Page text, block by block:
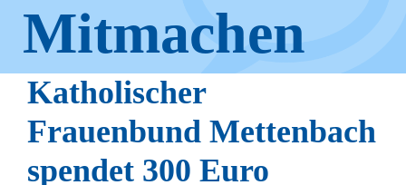
Mitmachen
und helfen.
Hier erfahren Sie, wie fleißige
Katholischer
Frauenbund Mettenbach
spendet 300 Euro